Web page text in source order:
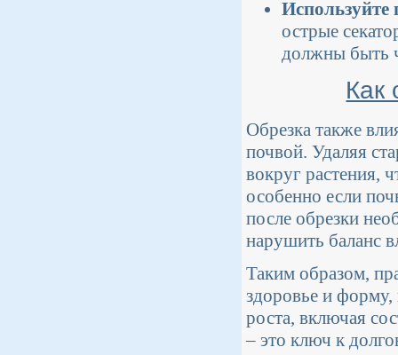
острые
должны быть
Как
Обрезка также
почвой. Удаляя
вокруг растения,
особенно если
после обрезки
нарушить баланс
Таким образом,
здоровье и форму,
роста, включая
– это ключ к